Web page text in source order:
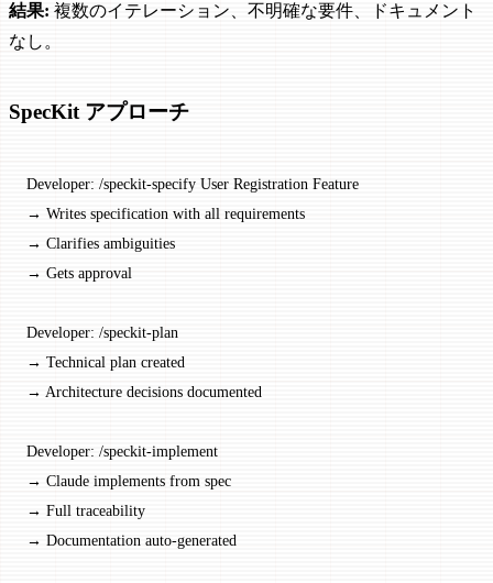
結果: 複数のイテレーション、不明確な要件、ドキュメント
なし。
SpecKit アプローチ
Developer: /speckit-specify User Registration Feature
→ Writes specification with all requirements
→ Clarifies ambiguities
→ Gets approval
Developer: /speckit-plan
→ Technical plan created
→ Architecture decisions documented
Developer: /speckit-implement
→ Claude implements from spec
→ Full traceability
→ Documentation auto-generated